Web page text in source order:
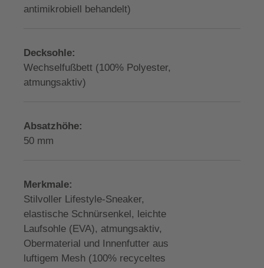
antimikrobiell behandelt)
Decksohle:
Wechselfußbett (100% Polyester,
atmungsaktiv)
Absatzhöhe:
50 mm
Merkmale:
Stilvoller Lifestyle-Sneaker,
elastische Schnürsenkel, leichte
Laufsohle (EVA), atmungsaktiv,
Obermaterial und Innenfutter aus
luftigem Mesh (100% recyceltes